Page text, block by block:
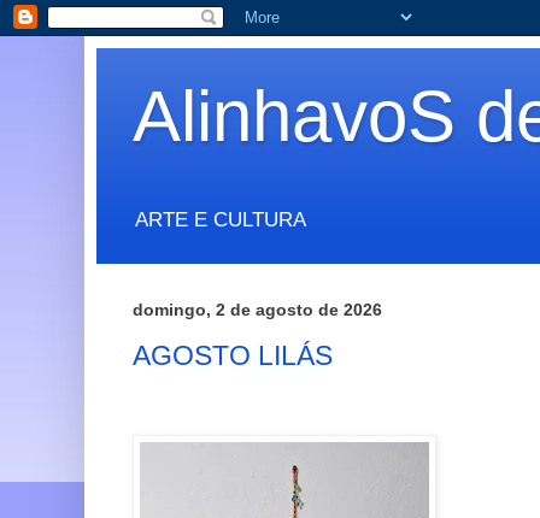
AlinhavoS
ARTE E CULTURA
domingo, 2 de agosto de 2026
AGOSTO LILÁS